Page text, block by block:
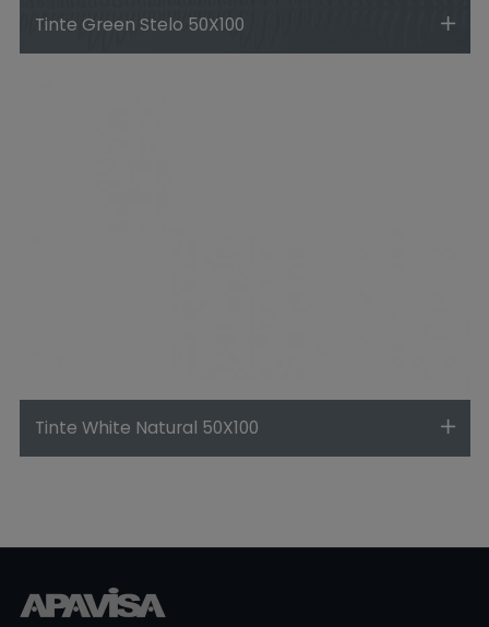
Tinte Green Stelo 50X100
Tinte White Natural 50X100